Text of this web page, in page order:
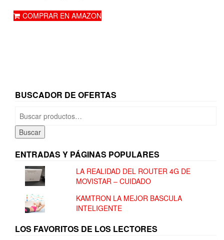
originalactual
COMPRAR EN AMAZON
BUSCADOR DE OFERTAS
por:
Buscar
ENTRADAS Y PÁGINAS POPULARES
LA REALIDAD DEL ROUTER 4G DE
MOVISTAR – CUIDADO
KAMTRON LA MEJOR BASCULA
INTELIGENTE
LOS FAVORITOS DE LOS LECTORES